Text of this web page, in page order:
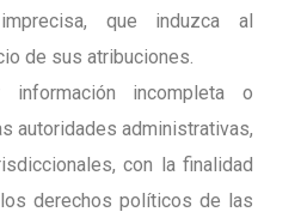
que induzca al
de sus atribuciones.
información incompleta o
autoridades administrativas,
con la finalidad
derechos políticos de las